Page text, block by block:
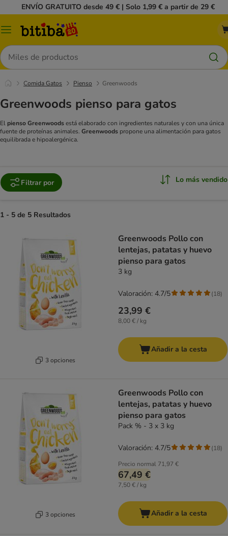
ENVÍO GRATUITO desde 49 € | Solo 1,99 € a partir de 29 €
Menú
Buscar
Comida Gatos Pienso Greenwoods
Greenwoods pienso para gatos
El pienso Greenwoodsestá elaborado con ingredientes naturales y con una única
fuente de proteínas animales. Greenwoods propone una alimentación para gatos
equilibrada e hipoalergénica.
Filtrar por Lo más vendido
1 - 5 de 5 Resultados
3 opciones
Greenwoods Pollo con
lentejas, patatas y huevo
pienso para gatos
3 kg
23,99 €
8,00 € / kg
Valoración: 4.7/5 (18)
Añadir a la cesta
3 opciones
Greenwoods Pollo con
lentejas, patatas y huevo
pienso para gatos
Pack % - 3 x 3 kg
Precio normal 71,97 €
67,49 €
7,50 € / kg
Valoración: 4.7/5 (18)
Añadir a la cesta